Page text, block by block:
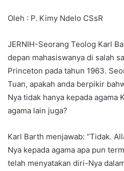
Oleh : P. Kimy Ndelo CSsR
JERNIH-Seorang Teolog Karl
depan mahasiswanya di salah
Princeton pada tahun 1963.
Tuan, apakah anda berpikir
Nya tidak hanya kepada agama
agama lain juga?
Karl Barth menjawab: “Tidak.
Nya kepada agama apa pun
telah menyatakan diri-Nya